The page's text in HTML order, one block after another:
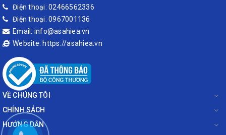
Điện thoại: 02466562336
Điện thoại: 0967001136
Email: info@asahiea.vn
Website: https://asahiea.vn
VỀ CHÚNG TÔI
CHÍNH SÁCH
HƯỚNG DẪN